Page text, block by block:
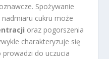
Spożywanie
cukru może
oraz pogorszenia
charakteryzuje się
do uczucia